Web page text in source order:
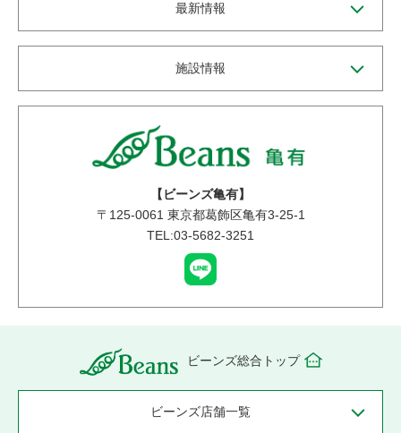
最新情報
施設情報
【ビーンズ亀有】
〒 125-0061 東京都葛飾区亀有3-25-1
TEL:03-5682-3251
ビーンズ総合トップ
ビーンズ店舗一覧